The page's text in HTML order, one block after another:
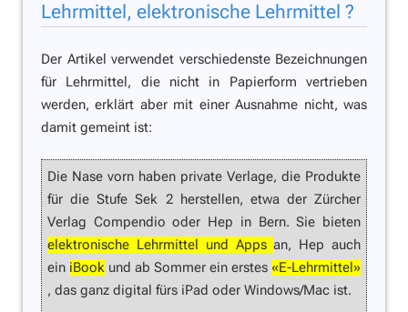
Lehrmittel, elektronische Lehrmittel ?
Der Artikel verwendet verschiedenste Bezeichnungen
für Lehrmittel, die nicht in Papierform vertrieben
werden, erklärt aber mit einer Ausnahme nicht, was
damit gemeint ist:
Die Nase vorn haben private Verlage, die Produkte
für die Stufe Sek 2 herstellen, etwa der Zürcher
Verlag Compendio oder Hep in Bern. Sie bieten
elektronische Lehrmittel und Appsan, Hep auch
ein iBook und ab Sommer ein erstes «E-Lehrmittel»
, das ganz digital fürs iPad oder Windows/Mac ist.